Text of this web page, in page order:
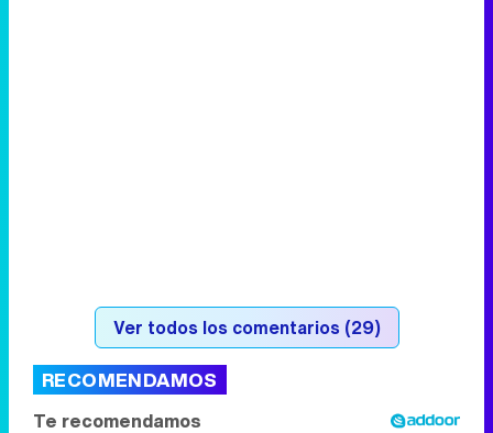
Ver todos los comentarios (29)
RECOMENDAMOS